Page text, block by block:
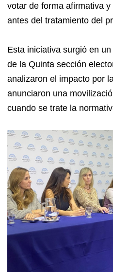
votar de forma afirmativa
antes del tratamiento del
Esta iniciativa surgió en
de la Quinta sección
analizaron el impacto por
anunciaron una
cuando se trate la